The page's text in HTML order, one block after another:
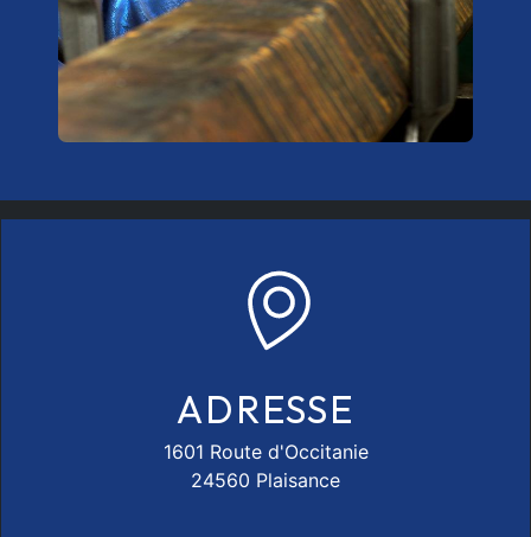
ADRESSE
1601 Route d'Occitanie
24560 Plaisance